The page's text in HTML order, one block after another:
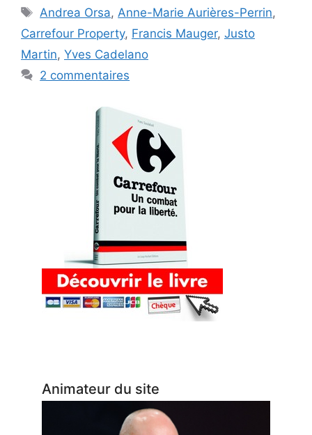
Étiquettes
Andrea Orsa,Anne-Marie Aurières-Perrin,
Carrefour Property, Francis Mauger, Justo
Martin, Yves Cadelano
2 commentaires
Animateur du site